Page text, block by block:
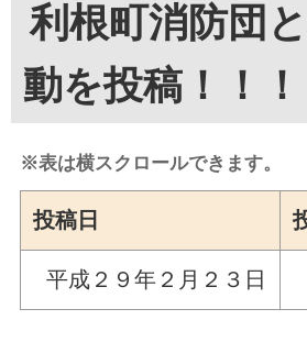
利根町消防団
動を投稿！！！
※表は横スクロールできます。
投稿日
平成２９年２月２３日